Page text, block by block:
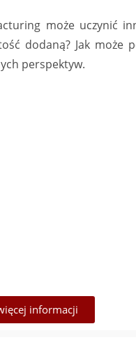
może uczynić
dodaną? Jak może
perspektyw.
informacji